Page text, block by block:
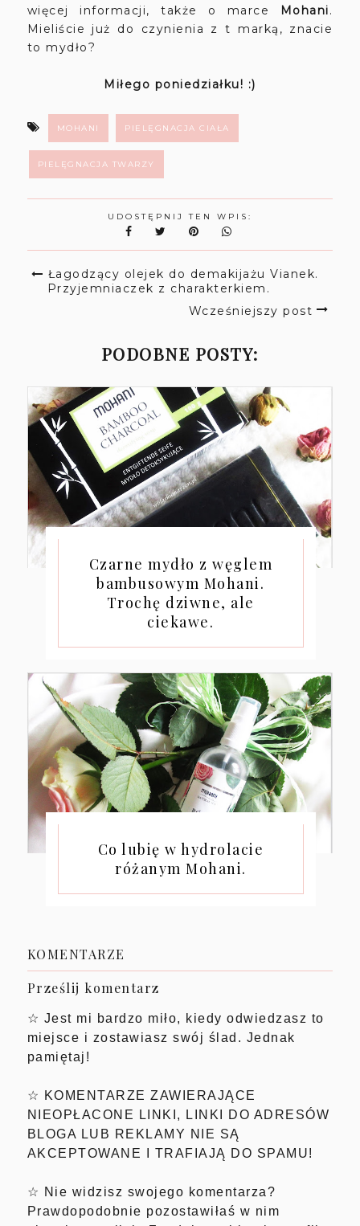
więcej informacji, także o marce
Mohani.
Mieliście już do czynienia z t marką, znacie
to mydło?
Miłego poniedziałku! :)
MOHANI PIELĘGNACJA CIAŁA
PIELĘGNACJA TWARZY
UDOSTĘPNIJ TEN WPIS:
Łagodzący olejek do demakijażu Vianek.
Przyjemniaczek z charakterkiem.
Wcześniejszy post
PODOBNE POSTY:
Czarne mydło z węglem
bambusowym Mohani.
Trochę dziwne, ale
ciekawe.
Co lubię w hydrolacie
różanym Mohani.
KOMENTARZE
Prześlij komentarz
☆ Jest mi bardzo miło, kiedy odwiedzasz to
miejsce i zostawiasz swój ślad. Jednak
pamiętaj!
☆ KOMENTARZE ZAWIERAJĄCE
NIEOPŁACONE LINKI, LINKI DO ADRESÓW
BLOGA LUB REKLAMY NIE SĄ
AKCEPTOWANE I TRAFIAJĄ DO SPAMU!
☆ Nie widzisz swojego komentarza?
Prawdopodobnie pozostawiłaś w nim